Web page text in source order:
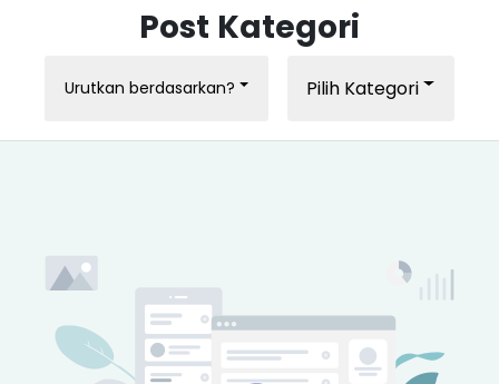
Post Kategori
Urutkan berdasarkan? Pilih Kategori